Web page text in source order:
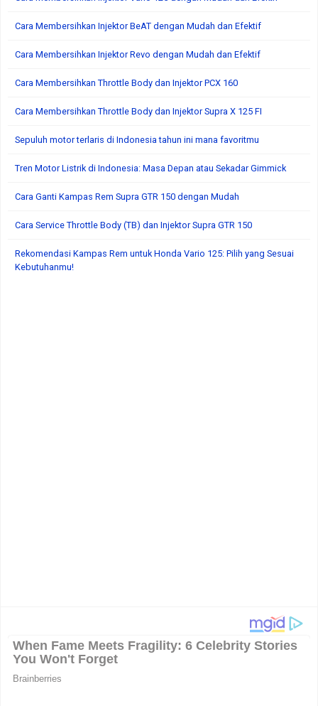
Cara Membersihkan Injektor BeAT dengan Mudah dan Efektif
Cara Membersihkan Injektor Revo dengan Mudah dan Efektif
Cara Membersihkan Throttle Body dan Injektor PCX 160
Cara Membersihkan Throttle Body dan Injektor Supra X 125 FI
Sepuluh motor terlaris di Indonesia tahun ini mana favoritmu
Tren Motor Listrik di Indonesia: Masa Depan atau Sekadar Gimmick
Cara Ganti Kampas Rem Supra GTR 150 dengan Mudah
Cara Service Throttle Body (TB) dan Injektor Supra GTR 150
Rekomendasi Kampas Rem untuk Honda Vario 125: Pilih yang Sesuai
Kebutuhanmu!